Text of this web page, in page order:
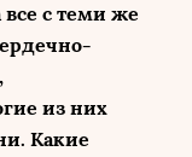
все с теми же
из них
Какие